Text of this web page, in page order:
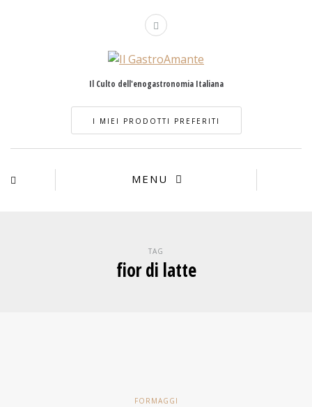
Il Culto dell'enogastronomia Italiana
I MIEI PRODOTTI PREFERITI
MENU
TAG
fior di latte
FORMAGGI